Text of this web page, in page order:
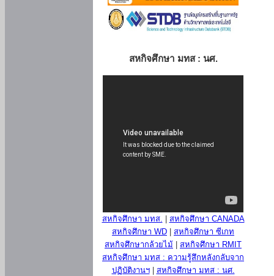
สหกิจศึกษา มทส : นศ.
สหกิจศึกษา มทส.
สหกิจศึกษา CANADA
สหกิจศึกษา WD
สหกิจศึกษา ซีเกท
สหกิจศึกษากล้วยไม้
สหกิจศึกษา RMIT
สหกิจศึกษา มทส : ความรู้สึกหลังกลับจาก
ปฏิบัติงานฯ| สหกิจศึกษา มทส : นศ.